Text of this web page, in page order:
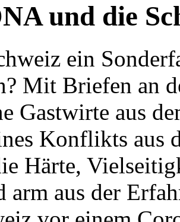
und die
ein
Mit Briefen an
Gastwirte aus
Konflikts aus
Härte,
arm aus der